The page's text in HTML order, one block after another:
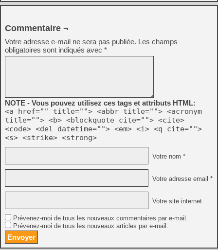
Commentaire ¬
Votre adresse e-mail ne sera pas publiée. Les champs
obligatoires sont indiqués avec *
NOTE - Vous pouvez utilisez ces tags et attributs HTML:
<a href="" title=""> <abbr title=""> <acronym
title=""> <b> <blockquote cite=""> <cite>
<code> <del datetime=""> <em> <i> <q cite="">
<s> <strike> <strong>
Votre nom *
Votre adresse email *
Votre site internet
Prévenez-moi de tous les nouveaux commentaires par e-mail.
Prévenez-moi de tous les nouveaux articles par e-mail.